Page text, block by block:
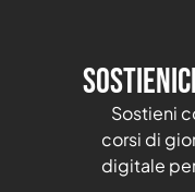
Sostieni
corsi di
digitale